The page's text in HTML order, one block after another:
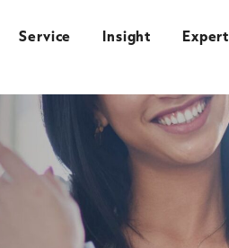
Service Insight Expert